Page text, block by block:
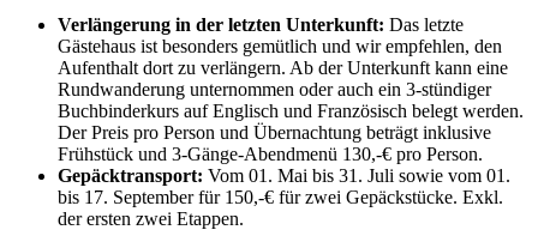
Verlängerung in der letzten Unterkunft: Das letzte
Gästehaus ist besonders gemütlich und wir empfehlen, den
Aufenthalt dort zu verlängern. Ab der Unterkunft kann eine
Rundwanderung unternommen oder auch ein 3-stündiger
Buchbinderkurs auf Englisch und Französisch belegt werden.
Der Preis pro Person und Übernachtung beträgt inklusive
Frühstück und 3-Gänge-Abendmenü 130,-€ pro Person.
Gepäcktransport: Vom 01. Mai bis 31. Juli sowie vom 01.
bis 17. September für 150,-€ für zwei Gepäckstücke. Exkl.
der ersten zwei Etappen.